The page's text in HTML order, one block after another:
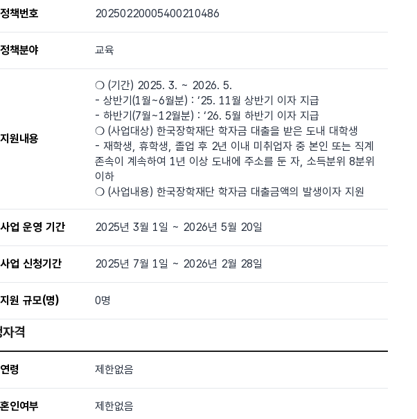
원 규모(명), 비고
정책번호 20250220005400210486
정책분야 교육
지원내용
❍ (기간) 2025. 3. ~ 2026. 5.
- 상반기(1월~6월분) : ‘25. 11월 상반기 이자 지급
- 하반기(7월~12월분) : ‘26. 5월 하반기 이자 지급
❍ (사업대상) 한국장학재단 학자금 대출을 받은 도내 대학생
- 재학생, 휴학생, 졸업 후 2년 이내 미취업자 중 본인 또는 직계
존속이 계속하여 1년 이상 도내에 주소를 둔 자, 소득분위 8분위
이하
❍ (사업내용) 한국장학재단 학자금 대출금액의 발생이자 지원
사업 운영 기간 2025년 3월 1일 ~ 2026년 5월 20일
사업 신청기간 2025년 7월 1일 ~ 2026년 2월 28일
지원 규모(명) 0명
격
연령
제한없음
혼인여부 제한없음